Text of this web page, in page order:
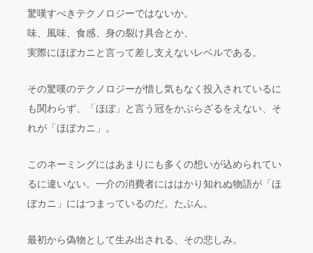
驚嘆すべきテクノロジーではないか。
味、風味、食感、身の裂け具合とか、
実際にほぼカニと言って差し支えないレベルである。
その驚嘆のテクノロジーが惜し気もなく投入されているに
も関わらず、「ほぼ」と言う冠をかぶらざるをえない、そ
れが「ほぼカニ」。
このネーミングにはあまりにも多くの想いが込められてい
るに違いない。一介の消費者にははかり知れぬ物語が「ほ
ぼカニ」にはつまっているのだ。たぶん。
最初から偽物として生み出される、その悲しみ。